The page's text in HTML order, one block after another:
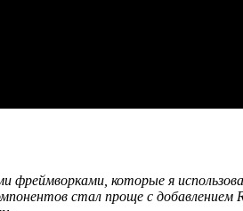
фреймворками, которые я
стал проще с добавлением